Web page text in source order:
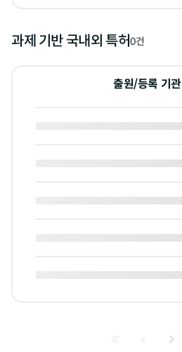
과제 기반 국내외 특허0건
출원/등록 기관